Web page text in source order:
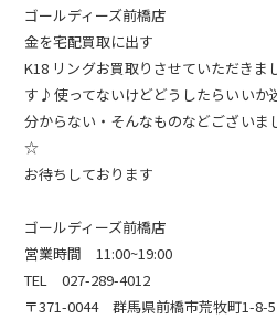
ゴールディーズ前橋店
金を宅配買取に出す
K18 リングお買取りさせていただきま
す♪使ってないけどどうしたらいいか
分からない・そんなものなどございま
☆
お待ちしております
ゴールディーズ前橋店
営業時間 11:00~19:00
TEL 027-289-4012
〒371-0044 群馬県前橋市荒牧町1-8-5